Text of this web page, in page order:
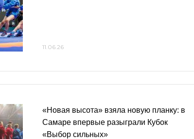
11.06.26
«Новая высота» взяла новую планку: в
Самаре впервые разыграли Кубок
«Выбор сильных»